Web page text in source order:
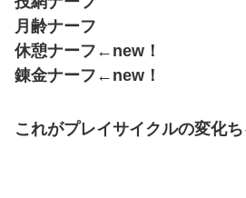
月齢ナーフ
休憩ナーフ←new！
錬金ナーフ←new！
これがプレイサイクルの変化